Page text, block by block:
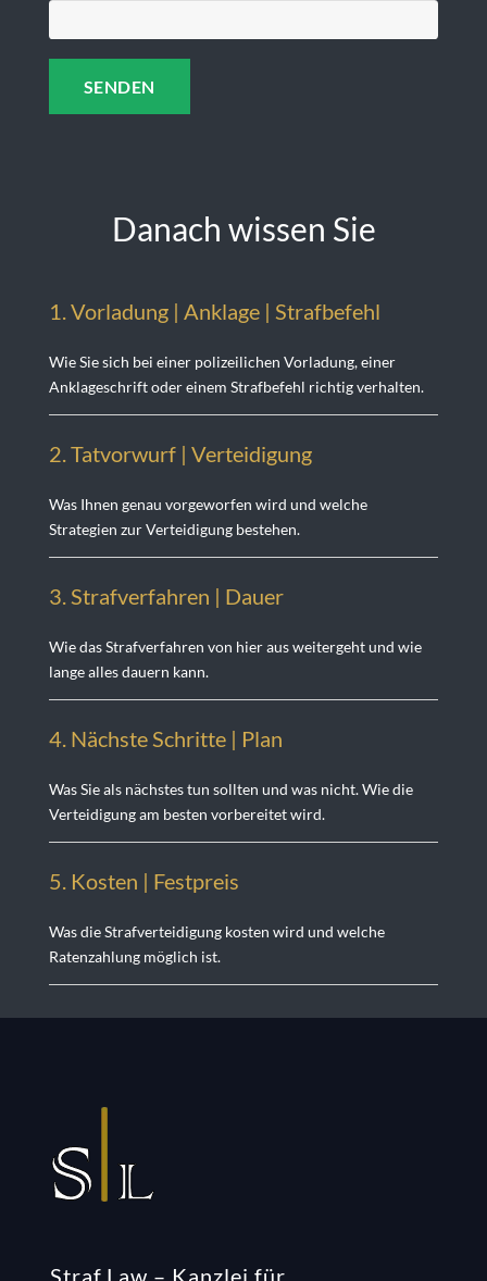
Danach wissen Sie
1. Vorladung | Anklage | Strafbefehl
Wie Sie sich bei einer polizeilichen Vorladung, einer
Anklageschrift oder einem Strafbefehl richtig verhalten.
2. Tatvorwurf | Verteidigung
Was Ihnen genau vorgeworfen wird und welche
Strategien zur Verteidigung bestehen.
3. Strafverfahren | Dauer
Wie das Strafverfahren von hier aus weitergeht und wie
lange alles dauern kann.
4. Nächste Schritte | Plan
Was Sie als nächstes tun sollten und was nicht. Wie die
Verteidigung am besten vorbereitet wird.
5. Kosten | Festpreis
Was die Strafverteidigung kosten wird und welche
Ratenzahlung möglich ist.
Straf.Law – Kanzlei für